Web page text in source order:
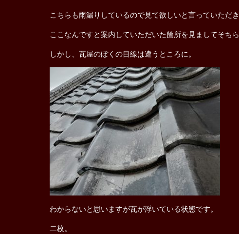
こちらも雨漏りしているので見て欲しいと言っていただ
ここなんですと案内していただいた箇所を見ましてそち
しかし、瓦屋のぼくの目線は違うところに。
わからないと思いますが瓦が浮いている状態です。
二枚。